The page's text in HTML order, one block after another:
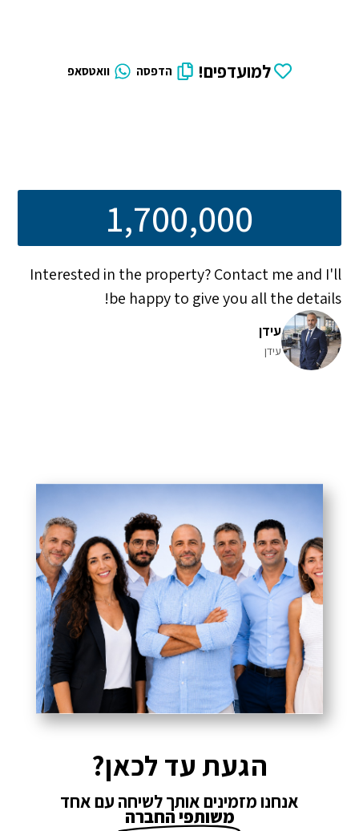
למועדפים! הדפסה וואטסאפ
1,700,000
Interested in the property? Contact me and I'll
be happy to give you all the details!
עידן
עידן
הגעת עד לכאן?
אנחנו מזמינים אותך לשיחה עם אחד
משותפי החברה